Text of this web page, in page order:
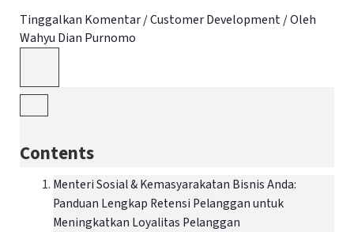
Tinggalkan Komentar/Customer Development/ Oleh
Wahyu Dian Purnomo
Contents
Menteri Sosial & Kemasyarakatan Bisnis Anda:
Panduan Lengkap Retensi Pelanggan untuk
Meningkatkan Loyalitas Pelanggan